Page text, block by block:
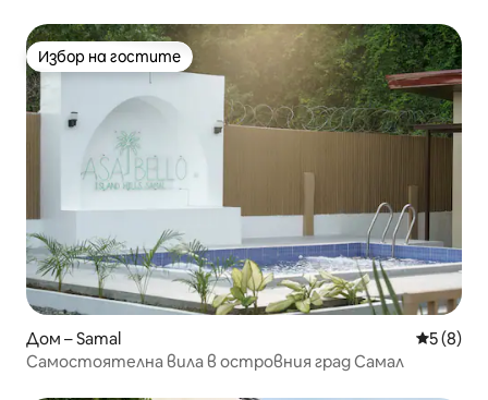
Избор на гостите
Избор на гостите
Дом – Samal Средна
5 (8)
Самостоятелна вила в островния град Самал